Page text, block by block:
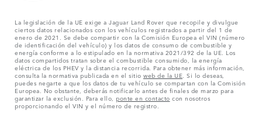
La legislación de la UE exige a Jaguar Land Rover que recopile y divulgue
ciertos datos relacionados con los vehículos registrados a partir del 1 de
enero de 2021. Se debe compartir con la Comisión Europea el VIN (número
de identificación del vehículo) y los datos de consumo de combustible y
energía conforme a lo estipulado en la normativa 2021/392 de la UE. Los
datos compartidos tratan sobre el combustible consumido, la energía
eléctrica de los PHEV y la distancia recorrida. Para obtener más información,
consulta la normativa publicada en el sitio web de la UE . Si lo deseas,
puedes negarte a que los datos de tu vehículo se compartan con la Comisión
Europea. No obstante, deberás notificarlo antes de finales de marzo para
garantizar la exclusión. Para ello, ponte en contacto con nosotros
proporcionando el VIN y el número de registro.